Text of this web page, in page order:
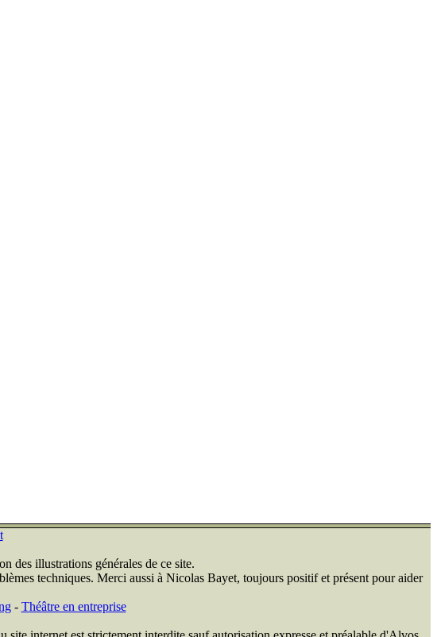
des illustrations générales de ce site.
techniques. Merci aussi à Nicolas Bayet, toujours positif et présent pour aider
- Théâtre en entreprise